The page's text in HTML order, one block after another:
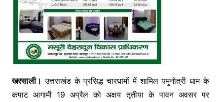
खरसाली। उत्तराखंड के प्रसिद्ध चारधामों में शामिलयमुनोत्री धामके
कपाट आगामी 19 अप्रैल को अक्षय तृतीया के पावन अवसर पर